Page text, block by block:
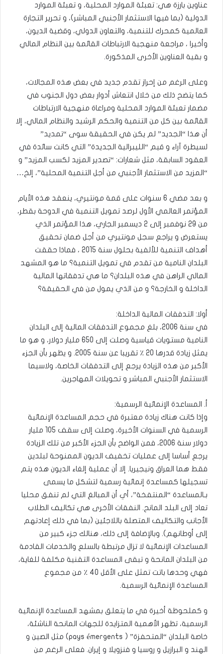
عناوين بارزة هي: تعبئة الموارد المحلية، و تعبئة الموارد
الدولية (بما فيها الاستثمار الأجنبي المباشر)، و تحرير التجارة
العالمية كمحرك للتنمية، والتعاون الدولي، وقضية الديون،
وأخيرا ، مراجعة منهجية الارتباطات القائمة بين النظام المالي
و بقية العناوين الأخرى المذكورة.
وعلى الرغم من إحراز تقدم جديد في بعض هذه المجالات،
كما يتضح ذلك من خلال انتعاش أدوار بعض دول الجنوب في
مضمار تعبئة الموارد المحلية ومراعاة منهجية الارتباطات
القائمة بين كل من التنمية والحكم الرشيد والنظام المالي، إلا
أن هذا “الجديد” لم يكن في الحقيقة سوى “تمديد”
لسيطرة آراء و قيم “الليبرالية الجديدة” التي كانت سائدة في
العقود السابقة، مثل شعارات: “تصدير المزيد لكسب المزيد” و
“المزيد من الاستثمار الأجنبي من أجل التنمية المحلية”، إلخ…
و بعد مضي 6 سنوات على قمة مونتيري، ينعقد هذه الأيام
المؤتمر العالمي الأول لرصد تمويل التنمية في الدوحة بقطر،
من 29 نوفمبر إلى 2 ديسمبر الجاري، هذا المؤتمر الذي
يستعرض و يراجع سجل مونتيري من أجل ضمان تحقيق
أهداف التنمية للألفية بحلول سنة 2015 ، فماذا حققت
البلدان النامية من تقدم في تمويل التنمية؟ ما هو المشهد
المالي الراهن في هذه البلدان؟ ما هي تدفقاتها المالية
الداخلة و الخارجة؟ و من الذي يمول من في الحقيقة؟
أولا: التدفقات المالية الداخلة:
في سنة 2006، بلغ مجموع التدفقات المالية إلى البلدان
النامية مستويات قياسية وصلت إلى 650 مليار دولار، و هو ما
يمثل زيادة قدرها 20 ٪ تقريبا عن سنة 2005. و يظهر بأن الجزء
الأكبر من هذه الزيادة يرجع إلى التدفقات الخاصة، ولاسيما
الاستثمار الأجنبي المباشر و تحويلات المهاجرين.
أ. المساعدة الإنمائية الرسمية:
وإذا كانت هناك زيادة معتبرة في حجم المساعدة الإنمائية
الرسمية في السنوات الأخيرة، وصلت إلى سقف 105 مليار
دولار سنة 2006، فمن الواضح بأن الجزء الأكبر من تلك الزيادة
يرجع أساسا إلى عمليات تخفيف الديون الممنوحة لبلدين
فقط هما العراق ونيجيريا. إلا أن عملية إلغاء الديون هذه يتم
تسجيلها كمساعدة إنمائية رسمية لتشكل ما يسمى
بـالمساعدة “المنتفخة”، أي أن المبالغ التي لم تنفق محليا
تعاد إلى البلد المانح. النفقات الأخرى هي تكاليف الطلاب
الأجانب والتكاليف المتصلة باللاجئين (بما في ذلك إعادتهم
إلى أوطانهم). وبالإضافة إلى ذلك، هنالك جزء كبير من
المساعدات الإنمائية لا تزال مرتبطة بالسلع والخدمات القادمة
من البلدان المانحة و تبقى المساعدة التقنية مكلفة للغاية،
فهي وحدها باتت تمثل على الأقل 40 ٪ من مجموع
المساعدة الإنمائية الرسمية.
و كملحوظة أخيرة في ما يتعلق بمشهد المساعدة الإنمائية
الرسمية، تظهر الأهمية المتزايدة للجهات المانحة الناشئة،
خاصة البلدان “المتحفزة” ( pays émergents) مثل الصين و
الهند و البرازيل و روسيا و فنزويلا و إيران. فعلى الرغم من